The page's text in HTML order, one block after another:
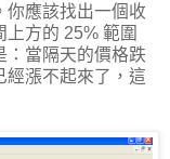
你應該找出一個收
方的 25% 範圍
：當隔天的價格跌
經漲不起來了，這